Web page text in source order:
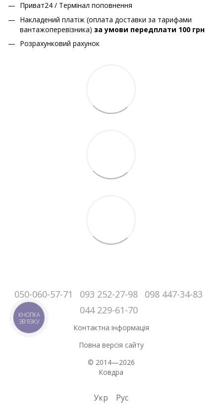
Приват24 / Термінал поповнення
Накладений платіж (оплата доставки за тарифами
вантажоперевізника) за умови передплати 100 грн
Розрахунковий рахунок
050-060-57-71 093 252-27-98
098 447-34-83
044 229-61-70
Контактна інформація
Повна версія сайту
© 2014—2026
Ковдра
Укр Рус
КНОПКА
ЗВ'ЯЗКУ